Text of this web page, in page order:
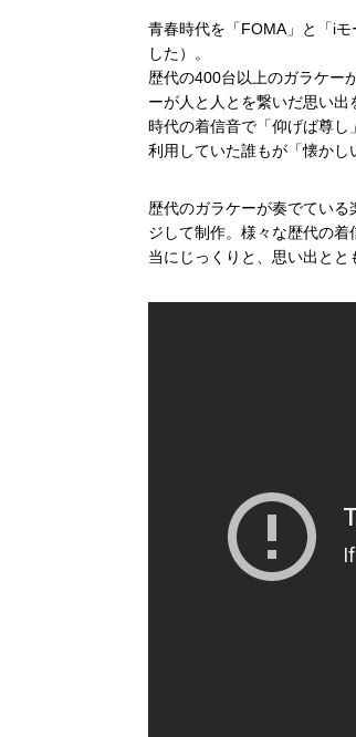
青春時代を「FOMA」と「i
した）。
歴代の400台以上のガラケー
ーが人と人とを繋いだ思い
時代の着信音で「仰げば尊
利用していた誰もが「懐かし
歴代のガラケーが奏でてい
ジして制作。様々な歴代の
当にじっくりと、思い出とと